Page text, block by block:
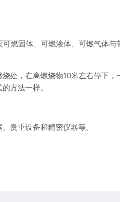
燃固体、可燃液体、可燃气体
处，在离燃烧物10米左右停下
方法一样。
贵重设备和精密仪器等。